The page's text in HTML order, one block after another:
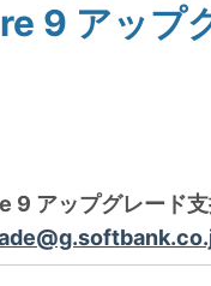
9 アップ
9 アップグレード